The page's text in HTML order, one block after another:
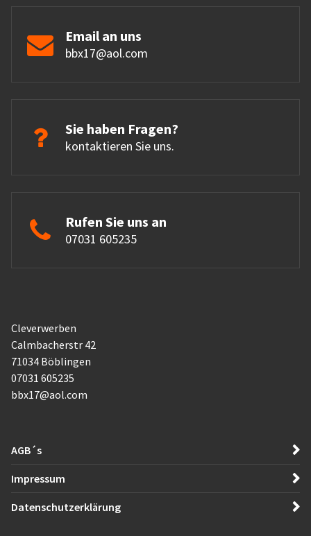
Email an uns
bbx17@aol.com
Sie haben Fragen?
kontaktieren Sie uns.
Rufen Sie uns an
07031 605235
Cleverwerben
Calmbacherstr 42
71034 Böblingen
07031 605235
bbx17@aol.com
AGB´s
Impressum
Datenschutzerklärung